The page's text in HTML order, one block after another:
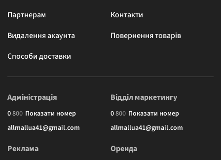
Партнерам
Контакти
Видалення акаунта
Повернення товарів
Способи доставки
Адміністрація
0800 Показати номер
allmallua41@gmail.com
Відділ маркетингу
0800 Показати номер
allmallua41@gmail.com
Реклама Оренда